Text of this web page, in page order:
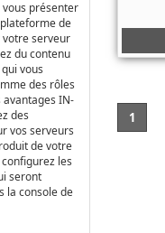
vous présenter
de
serveur
du contenu
vous
des rôles
avantages IN-
des
vos serveurs
de votre
les
seront
la console de
1